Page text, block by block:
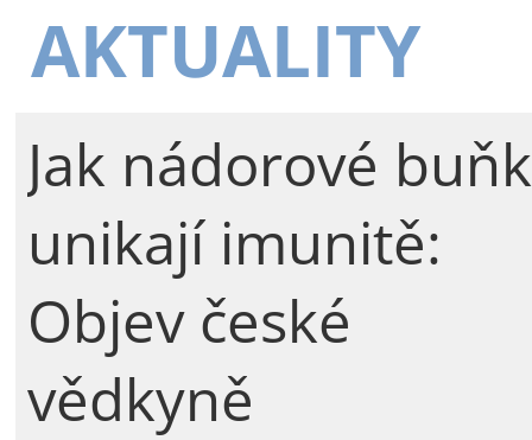
AKTUALITY
Jak nádorové
unikají imunitě:
Objev české
vědkyně